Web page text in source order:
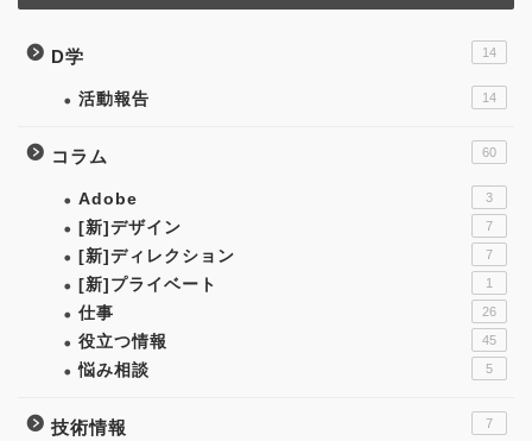
D学 14
活動報告 14
コラム 60
Adobe 3
[新]デザイン 7
[新]ディレクション 7
[新]プライベート 1
仕事 26
役立つ情報 45
悩み相談 5
技術情報 7